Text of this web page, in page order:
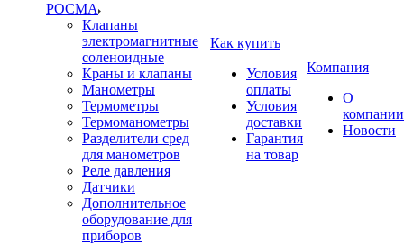
РОСМА
Клапаны
электромагнитные
соленоидные
Краны и клапаны
Манометры
Термометры
Термоманометры
Разделители сред
для манометров
Реле давления
Датчики
Дополнительное
оборудование для
приборов
Как купить
Условия
оплаты
Условия
доставки
Гарантия
на товар
Компания
О
компании
Новости